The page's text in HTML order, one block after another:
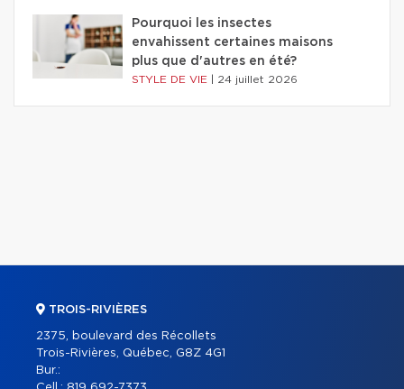
Pourquoi les insectes
envahissent certaines maisons
plus que d'autres en été?
STYLE DE VIE 24 juillet 2026
TROIS-RIVIÈRES
2375, boulevard des Récollets
Trois-Rivières, Québec, G8Z 4G1
Bur.: